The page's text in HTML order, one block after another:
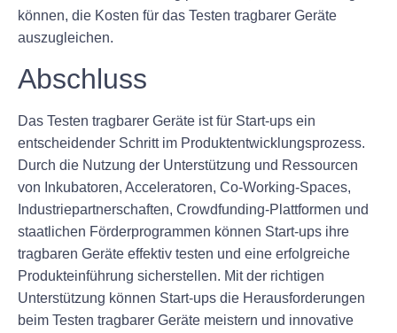
können, die Kosten für das Testen tragbarer Geräte
auszugleichen.
Abschluss
Das Testen tragbarer Geräte ist für Start-ups ein
entscheidender Schritt im Produktentwicklungsprozess.
Durch die Nutzung der Unterstützung und Ressourcen
von Inkubatoren, Acceleratoren, Co-Working-Spaces,
Industriepartnerschaften, Crowdfunding-Plattformen und
staatlichen Förderprogrammen können Start-ups ihre
tragbaren Geräte effektiv testen und eine erfolgreiche
Produkteinführung sicherstellen. Mit der richtigen
Unterstützung können Start-ups die Herausforderungen
beim Testen tragbarer Geräte meistern und innovative